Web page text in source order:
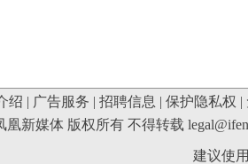
绍 | 广告服务 | 招聘信息 | 保护隐私权 |
凰新媒体 版权所有 不得转载
建议使